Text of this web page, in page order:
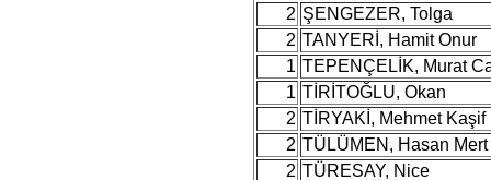
2 ŞENGEZER, Tolga
2 TANYERİ, Hamit Onur
1 TEPENÇELİK, Murat
1 TİRİTOĞLU, Okan
2 TİRYAKİ, Mehmet Kaşif
2 TÜLÜMEN, Hasan Mert
2 TÜRESAY, Nice